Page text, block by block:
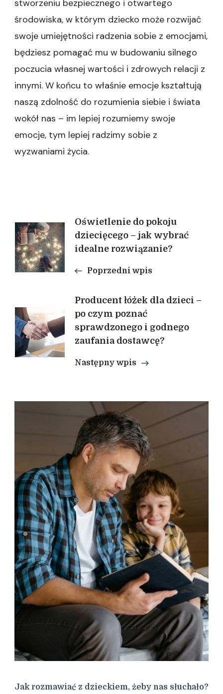
stworzeniu bezpiecznego i otwartego
środowiska, w którym dziecko może rozwijać
swoje umiejętności radzenia sobie z emocjami,
będziesz pomagać mu w budowaniu silnego
poczucia własnej wartości i zdrowych relacji z
innymi. W końcu to właśnie emocje kształtują
naszą zdolność do rozumienia siebie i świata
wokół nas – im lepiej rozumiemy swoje
emocje, tym lepiej radzimy sobie z
wyzwaniami życia.
Nawigacja
wpisu
Oświetlenie do pokoju
dziecięcego – jak wybrać
idealne rozwiązanie?
Poprzedni wpis
Producent łóżek dla dzieci –
po czym poznać
sprawdzonego i godnego
zaufania dostawcę?
Następny wpis
Jak rozmawiać z dzieckiem, żeby nas słuchało?